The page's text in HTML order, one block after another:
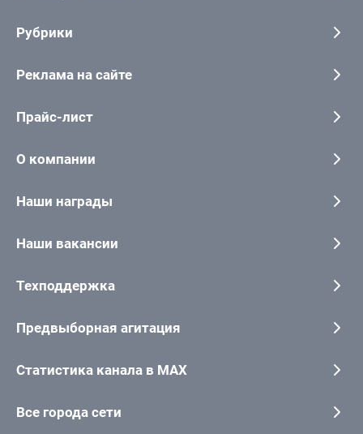
Рубрики
Реклама на сайте
Прайс-лист
О компании
Наши награды
Наши вакансии
Техподдержка
Предвыборная агитация
Статистика канала в MAX
Все города сети